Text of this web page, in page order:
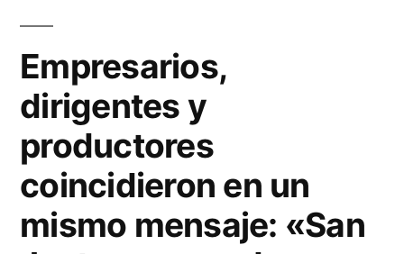
Empresarios,
dirigentes y
productores
coincidieron en un
mismo mensaje: «San